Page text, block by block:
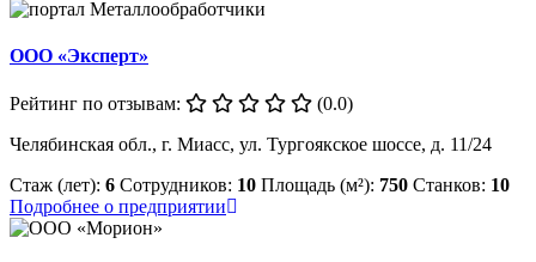
ООО «Эксперт»
Рейтинг по отзывам:
(0.0)
Челябинская обл., г. Миасс, ул. Тургоякское шоссе, д. 11/24
Стаж (лет): 6 Сотрудников: 10 Площадь (м²): 750 Станков: 10
Подробнее о предприятии